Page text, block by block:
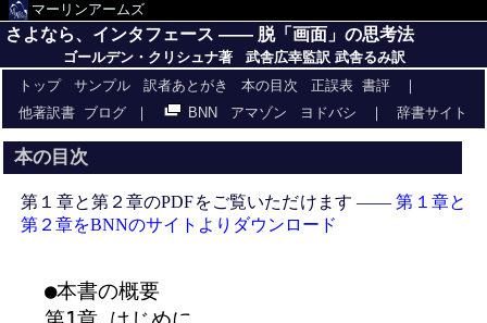
マーリンアームズ
さよなら、インタフェース —— 脱「画面」の思考法
ゴールデン・クリシュナ著 武舎広幸監訳 武舎るみ訳
トップ
サンプル 訳者あとがき 本の目次 正誤表 書評 ｜
他著訳書 ブログ ｜ BNN アマゾン ヨドバシ ｜ 辞書サイト
本の目次
第１章と第２章のPDFをご覧いただけます ——第１章と
第２章をBNNのサイトよりダウンロード
●本書の概要